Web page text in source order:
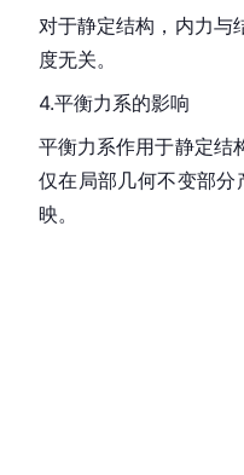
对于静定结构，内力与
度无关。
4.平衡力系的影响
平衡力系作用于静定结
仅在局部几何不变部
映。